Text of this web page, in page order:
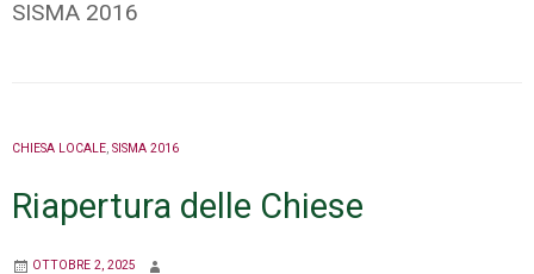
SISMA 2016
CHIESA LOCALE, SISMA 2016
Riapertura delle Chiese
OTTOBRE 2, 2025